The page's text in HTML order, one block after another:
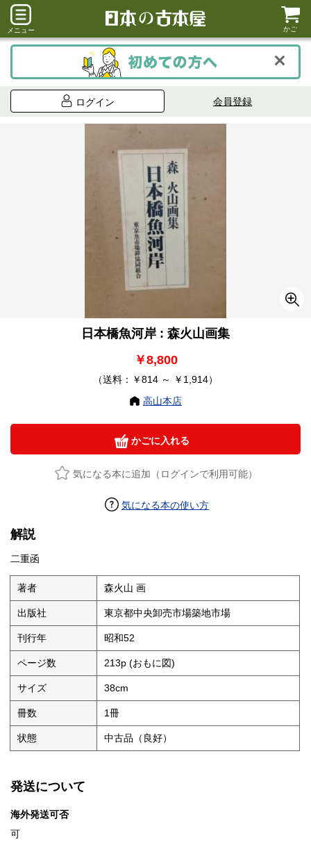
メニュー かご
ログイン 会員登録
日本橋魚河岸 : 森火山画集
￥8,800
（送料：￥814 ～ ￥1,914）
高山本店
かごに入れる
気になる本に追加（ログインで利用可能）
気になる本の使い方
解説
二重函
著者 森火山 画
出版社 東京都中央卸売市場築地市場
刊行年 昭和52
ページ数 213p (おもに図)
サイズ 38cm
冊数 1冊
状態 中古品（良好）
発送について
海外発送可否
可